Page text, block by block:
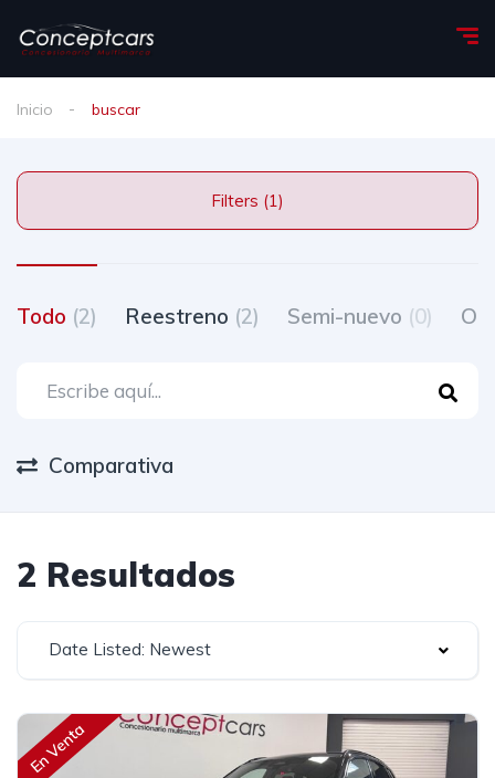
Inicio buscar
Filters (1)
Todo (2) Reestreno (2) Semi-nuevo (0)
Comparativa
2 Resultados
Date Listed: Newest
En Venta